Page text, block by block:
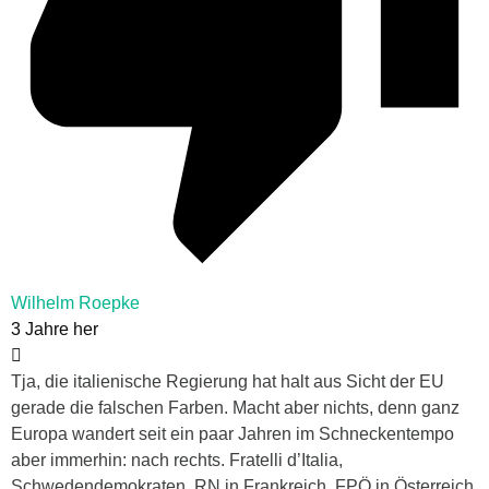
Wilhelm Roepke
3 Jahre her
Tja, die italienische Regierung hat halt aus Sicht der EU
gerade die falschen Farben. Macht aber nichts, denn ganz
Europa wandert seit ein paar Jahren im Schneckentempo
aber immerhin: nach rechts. Fratelli d’Italia,